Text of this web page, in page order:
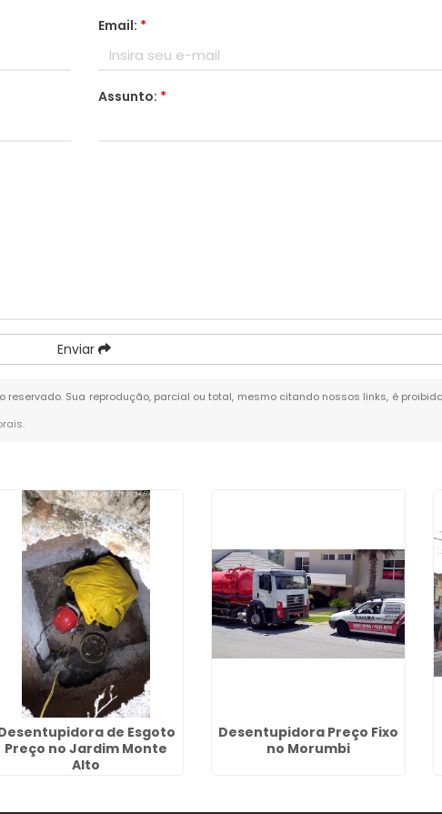
Email: *
Assunto: *
Enviar
reservado. Sua reprodução, parcial ou total, mesmo citando nossos links, é
.
de Esgoto
Preço no Jardim Monte
Alto
Desentupidora Preço Fixo
no Morumbi